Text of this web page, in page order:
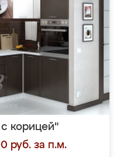
корицей"
руб. за п.м.